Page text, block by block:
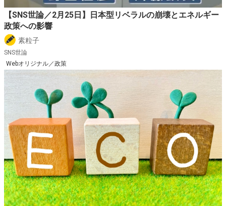
【SNS世論／2月25日】日本型リベラルの崩壊とエネルギー
政策への影響
素粒子
SNS世論
Webオリジナル／政策